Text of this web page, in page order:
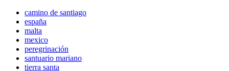
camino de santiago
españa
malta
mexico
peregrinación
santuario mariano
tierra santa